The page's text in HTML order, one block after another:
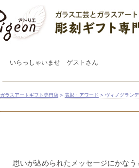
いらっしゃいませ ゲストさん
ガラスアートギフト専門店 > 表彰・アワード > ヴィノグラン
思いが込められたメッセージにかな